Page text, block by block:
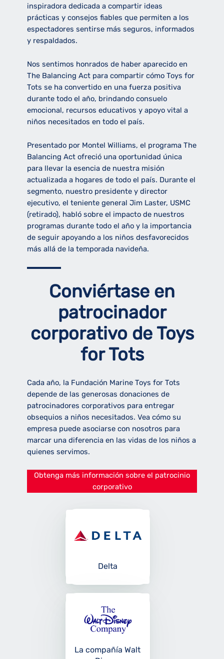
inspiradora dedicada a compartir ideas
prácticas y consejos fiables que permiten a los
espectadores sentirse más seguros, informados
y respaldados.
Nos sentimos honrados de haber aparecido en
The Balancing Act para compartir cómo Toys for
Tots se ha convertido en una fuerza positiva
durante todo el año, brindando consuelo
emocional, recursos educativos y apoyo vital a
niños necesitados en todo el país.
Presentado por Montel Williams, el programa The
Balancing Act ofreció una oportunidad única
para llevar la esencia de nuestra misión
actualizada a hogares de todo el país. Durante el
segmento, nuestro presidente y director
ejecutivo, el teniente general Jim Laster, USMC
(retirado), habló sobre el impacto de nuestros
programas durante todo el año y la importancia
de seguir apoyando a los niños desfavorecidos
más allá de la temporada navideña.
Conviértase en
patrocinador
corporativo de Toys
for Tots
Cada año, la Fundación Marine Toys for Tots
depende de las generosas donaciones de
patrocinadores corporativos para entregar
obsequios a niños necesitados. Vea cómo su
empresa puede asociarse con nosotros para
marcar una diferencia en las vidas de los niños a
quienes servimos.
Obtenga más información sobre el patrocinio
corporativo
Delta
La compañía Walt